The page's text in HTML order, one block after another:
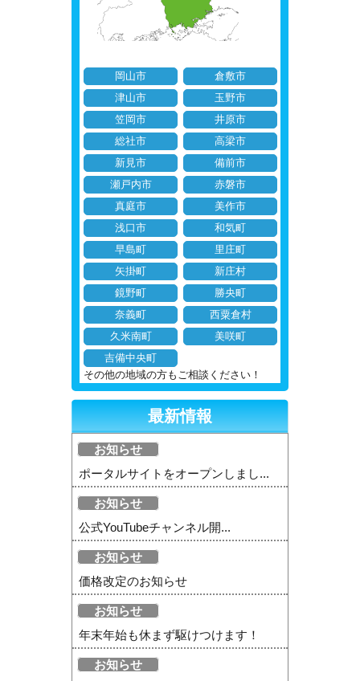
岡山市
倉敷市
津山市
玉野市
笠岡市
井原市
総社市
高梁市
新見市
備前市
瀬戸内市
赤磐市
真庭市
美作市
浅口市
和気町
早島町
里庄町
矢掛町
新庄村
鏡野町
勝央町
奈義町
西粟倉村
久米南町
美咲町
吉備中央町
その他の地域の方もご相談ください！
最新情報
お知らせ
ポータルサイトをオープンしまし...
お知らせ
公式YouTubeチャンネル開...
お知らせ
価格改定のお知らせ
お知らせ
年末年始も休まず駆けつけます！
お知らせ